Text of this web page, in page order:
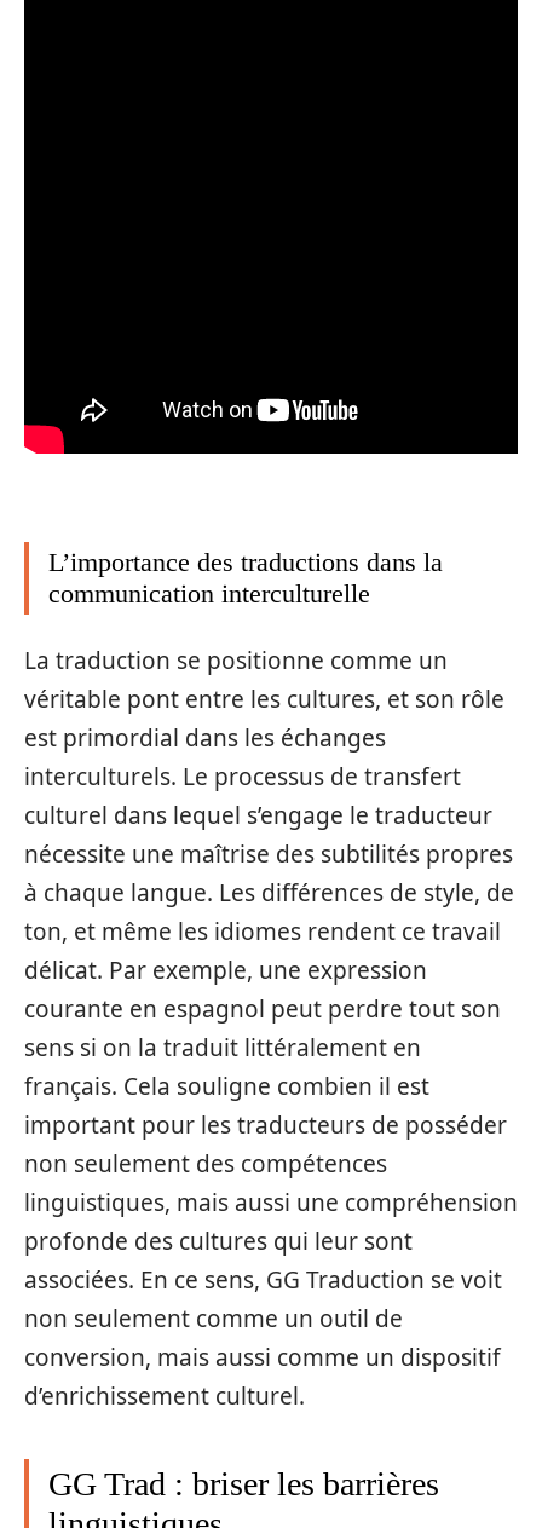
L’importance des traductions dans la
communication interculturelle
La traduction se positionne comme un
véritable pont entre les cultures, et son rôle
est primordial dans les échanges
interculturels. Le processus de transfert
culturel dans lequel s’engage le traducteur
nécessite une maîtrise des subtilités propres
à chaque langue. Les différences de style, de
ton, et même les idiomes rendent ce travail
délicat. Par exemple, une expression
courante en espagnol peut perdre tout son
sens si on la traduit littéralement en
français. Cela souligne combien il est
important pour les traducteurs de posséder
non seulement des compétences
linguistiques, mais aussi une compréhension
profonde des cultures qui leur sont
associées. En ce sens, GG Traduction se voit
non seulement comme un outil de
conversion, mais aussi comme un dispositif
d’enrichissement culturel.
GG Trad : briser les barrières